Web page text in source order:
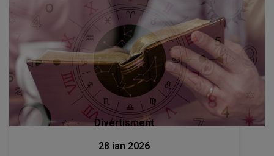
Divertisment
28 ian 2026